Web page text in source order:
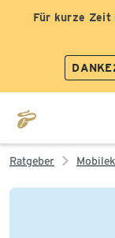
Für kurze Zeit
Ratgeber